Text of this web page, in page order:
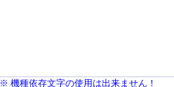
※ 機種依存文字の使用は出来ません！